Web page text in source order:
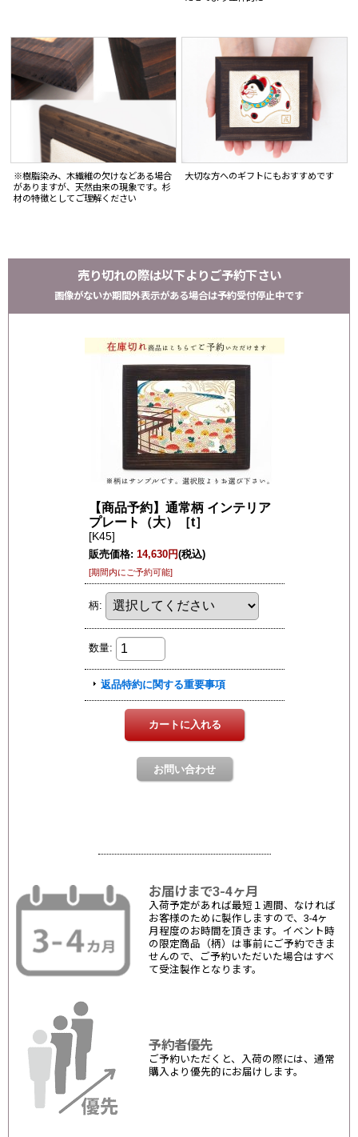
※樹脂染み、木繊維の欠けなどある場合
がありますが、天然由来の現象です。杉
材の特徴としてご理解ください
大切な方へのギフトにもおすすめです
売り切れの際は以下よりご予約下さい
画像がないか期間外表示がある場合は予約受付停止中です
お届けまで3-4ヶ月
入荷予定があれば最短１週間、なければ
お客様のために製作しますので、3-4ヶ
月程度のお時間を頂きます。イベント時
の限定商品（柄）は事前にご予約できま
せんので、ご予約いただいた場合はすべ
て受注製作となります。
予約者優先
ご予約いただくと、入荷の際には、通常
購入より優先的にお届けします。